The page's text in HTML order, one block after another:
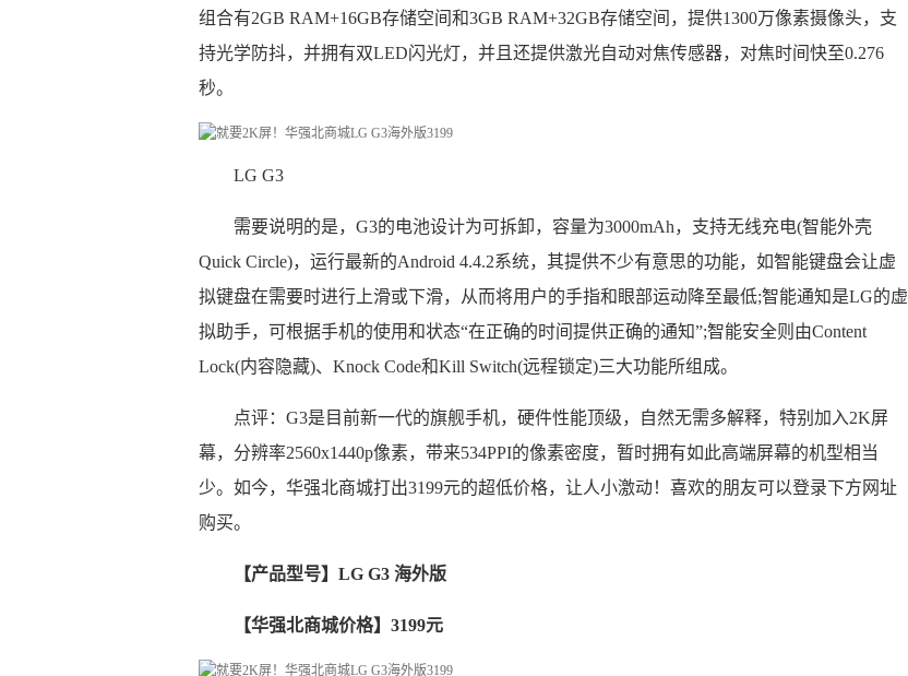
组合有2GB RAM+16GB存储空间和3GB RAM+32GB存储空间，提供1300万像素摄像头，支
持光学防抖，并拥有双LED闪光灯，并且还提供激光自动对焦传感器，对焦时间快至0.276
秒。
LG G3
需要说明的是，G3的电池设计为可拆卸，容量为3000mAh，支持无线充电(智能外壳
Quick Circle)，运行最新的Android 4.4.2系统，其提供不少有意思的功能，如智能键盘会让虚
拟键盘在需要时进行上滑或下滑，从而将用户的手指和眼部运动降至最低;智能通知是LG的虚
拟助手，可根据手机的使用和状态“在正确的时间提供正确的通知”;智能安全则由Content
Lock(内容隐藏)、Knock Code和Kill Switch(远程锁定)三大功能所组成。
点评：G3是目前新一代的旗舰手机，硬件性能顶级，自然无需多解释，特别加入2K屏
幕，分辨率2560x1440p像素，带来534PPI的像素密度，暂时拥有如此高端屏幕的机型相当
少。如今，华强北商城打出3199元的超低价格，让人小激动！喜欢的朋友可以登录下方网址
购买。
【产品型号】LG G3 海外版
【华强北商城价格】3199元